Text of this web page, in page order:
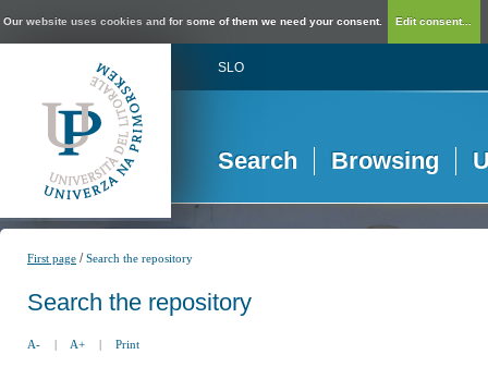
Our website uses cookies and for some of them we need your consent. Edit consent...
SLO
Search Browsing
First page /Search the repository
Search the repository
A- | A+ | Print